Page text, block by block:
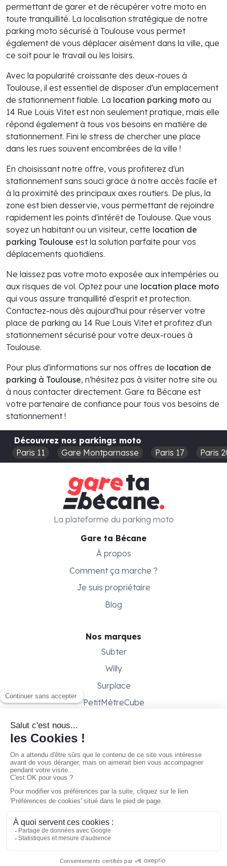
permettant de garer et de récupérer votre moto en
toute tranquillité. La localisation stratégique de notre
parking moto sécurisé à Toulouse vous permet
également de vous déplacer aisément dans la ville, que
ce soit pour le travail ou les loisirs.
Avec la popularité croissante des deux-roues à
Toulouse, il est essentiel de disposer d'un emplacement
de stationnement fiable. La location parking moto au
14 Rue Louis Vitet est non seulement pratique, mais elle
répond également à tous vos besoins en matière de
stationnement. Fini le stress de chercher une place
dans les rues souvent encombrées de la ville !
En choisissant notre offre, vous profiterez d'un
stationnement sans souci grâce à notre accès facile et
à la proximité des principaux axes routiers. De plus, la
zone est bien desservie, vous permettant de rejoindre
rapidement les points d'intérêt de Toulouse. Que vous
soyez un habitant ou un visiteur, cette location de
parking Toulouse est la solution parfaite pour vos
déplacements quotidiens.
Ne laissez pas votre moto exposée aux intempéries ou
aux risques de vol. Optez pour une location place moto
qui vous assure tranquillité d'esprit et protection.
Contactez-nous dès aujourd'hui pour réserver votre
place de parking au 14 Rue Louis Vitet et profitez d'un
stationnement sécurisé pour votre deux-roues à
Toulouse.
Pour plus d'informations sur nos offres de location de
parking à Toulouse, n'hésitez pas à visiter notre site ou
à nous contacter directement. Gare ta Bécane est
votre partenaire de confiance pour tous vos besoins de
stationnement !
Découvrez nos parkings moto
Paris 11
Gare Montparnasse Paris 17 Paris
Gare ta Bécane
À propos
Comment ça marche ?
Je suis propriétaire
Blog
Nos marques
Subter
Willy
Surplace
PetitMètreCube
Besoin d'aide ?
Conditions générales
Gestion des cookies
La plateforme du parking moto
Copyright © 2026 - Gare ta Bécanemarque de